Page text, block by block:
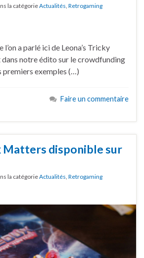
la catégorieActualités, Retrogaming
l’on a parlé ici de Leona’s Tricky
dans notre édito sur le crowdfunding
premiers exemples (…)
Faire un commentaire
Matters disponible sur
la catégorieActualités Retrogaming